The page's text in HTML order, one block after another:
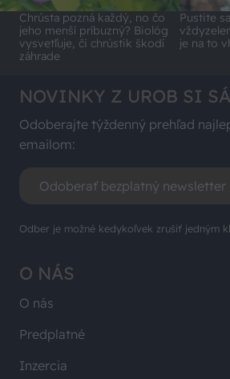
Chrústa pozná každý, no čo
jeho menší príbuzný? Biológ
vysvetľuje, či chrústik škodí
záhrade
Pustite
je na to
O NÁS
O nás
Predplatné
Inzercia
NOVINKY Z UROB SI
Odoberajte týždenný prehľad
emailom:
Odoberať bezplatný newsletter
Odber je možné kedykoľvek zrušiť jedným